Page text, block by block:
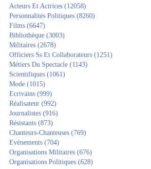
Acteurs Et Actrices (12058)
Personnalités Politiques (8260)
Films (6647)
Bibliothèque (3003)
Militaires (2678)
Officiers Ss Et Collaborateurs (1251)
Métiers Du Spectacle (1143)
Scientifiques (1061)
Mode (1015)
Ecrivains (999)
Réalisateur (992)
Journalistes (916)
Résistants (873)
Chanteurs-Chanteuses (769)
Evènements (704)
Organisations Militaires (676)
Organisations Politiques (628)